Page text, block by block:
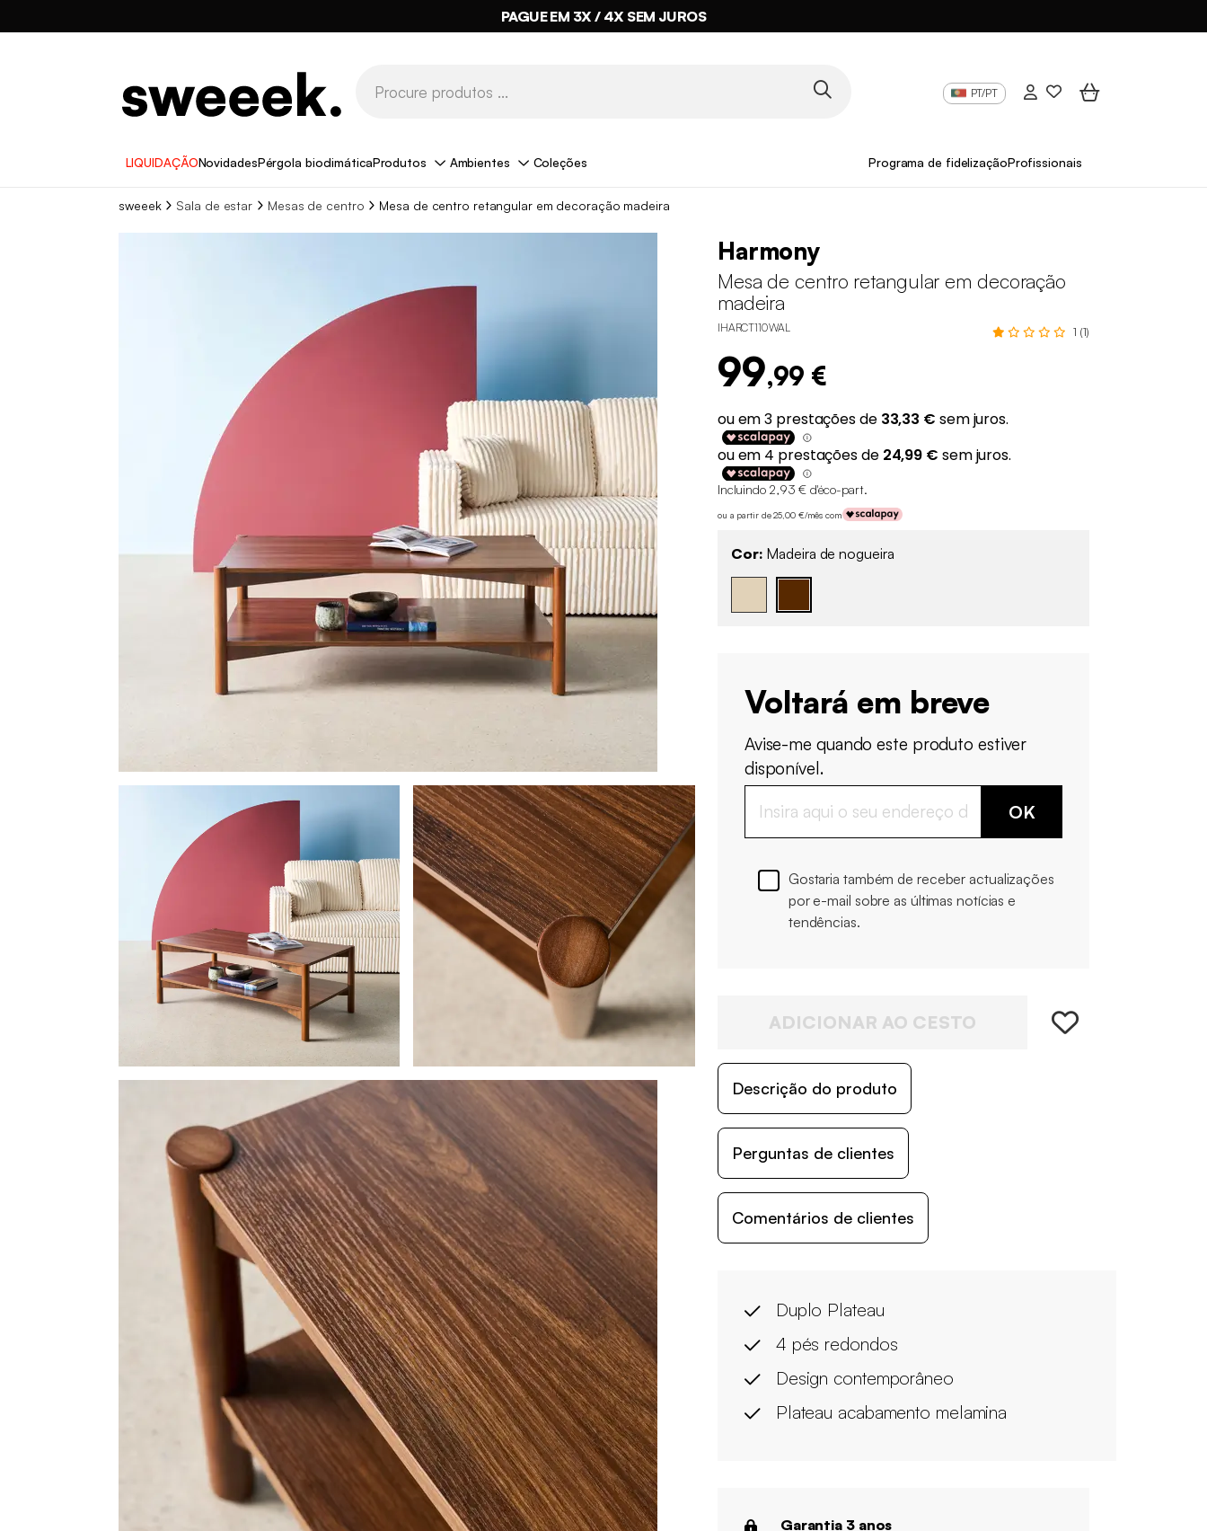
PAGUE EM 3X / 4X SEM JUROS
PT/PT
LIQUIDAÇÃONovidadesPérgola bioclimáticaProdutos Ambientes Coleções Programa de fidelizaçãoProfissionais
sweeek Sala de estar Mesas de centro Mesa de centro retangular em decoração madeira
Harmony
Mesa de centro retangular em decoração
madeira
IHARCT110WAL 1 (1)
99,99 €
Incluindo 2,93 € d'éco-part.
ou a partir de 25,00 €/mês com
Cor: Madeira de nogueira
Voltará em breve
Avise-me quando este produto estiver
disponível.
OK
Gostaria também de receber actualizações
por e-mail sobre as últimas notícias e
tendências.
ADICIONAR AO CESTO
Descrição do produto
Perguntas de clientes
Comentários de clientes
Duplo Plateau
4 pés redondos
Design contemporâneo
Plateau acabamento melamina
Garantia 3 anos